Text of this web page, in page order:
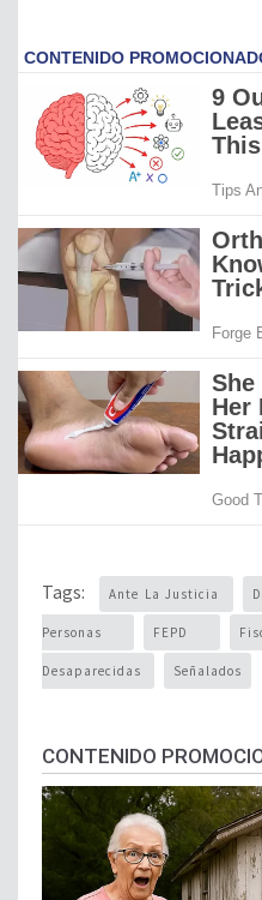
Tags: Ante La Justicia
Personas FEPD
Desaparecidas Señalados
CONTENIDO